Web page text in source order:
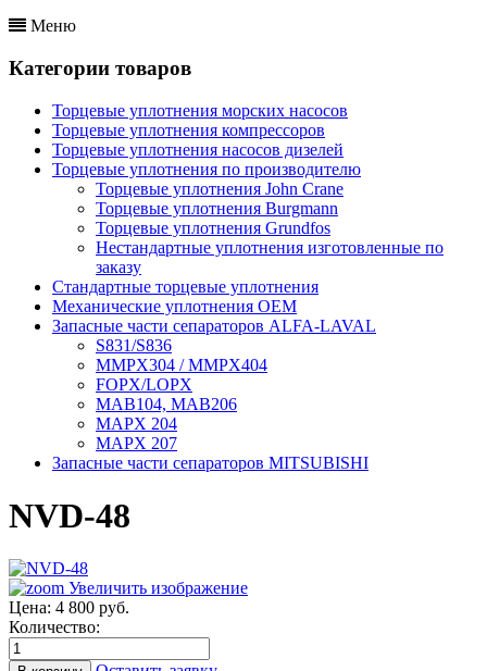
Меню
Категории товаров
Торцевые уплотнения морских насосов
Торцевые уплотнения компрессоров
Торцевые уплотнения насосов дизелей
Торцевые уплотнения по производителю
Торцевые уплотнения John Crane
Торцевые уплотнения Burgmann
Торцевые уплотнения Grundfos
Нестандартные уплотнения изготовленные по
заказу
Стандартные торцевые уплотнения
Механические уплотнения OEM
Запасные части сепараторов ALFA-LAVAL
S831/S836
MMPX304 / MMPX404
FOPX/LOPX
MAB104, MAB206
MAPX 204
MAPX 207
Запасные части сепараторов MITSUBISHI
NVD-48
Увеличить изображение
Цена: 4 800 руб.
Количество: